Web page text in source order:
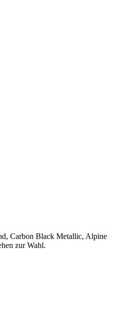
Carbon Black Metallic, Alpine
zur Wahl.